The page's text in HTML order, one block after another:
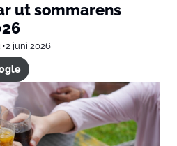
ut sommarens
•2 juni 2026